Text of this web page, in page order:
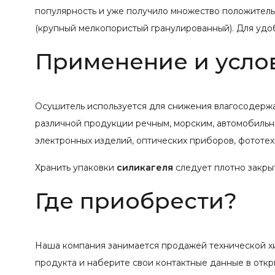
популярность и уже получило множество
(крупный мелкопористый гранулированный). Для
Применение и
Осушитель используется для снижения
различной продукции речным, морским,
электронных изделий, оптических приборов,
Хранить упаковки силикагеля следует плотно
Где приобрести?
Наша компания занимается продажей технической
продукта и наберите свои контактные данные в